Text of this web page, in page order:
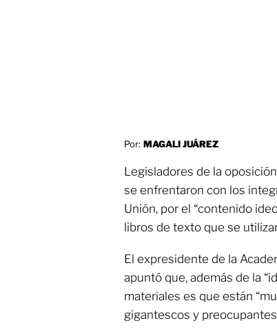
Por: MAGALI JUÁREZ
Legisladores de la
se enfrentaron con los
Unión, por el “contenido
libros de texto que se
El expresidente de la
apuntó que, además de la
materiales es que están
gigantescos y